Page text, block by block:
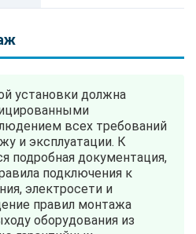
установки должна
всех требований
и эксплуатации. К
подробная документация,
подключения к
электросети и
правил монтажа
оборудования из